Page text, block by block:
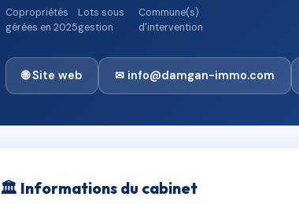
Copropriétés
gérées en 2025
Lots sous
gestion
Commune(s)
d'intervention
🌐 Site web ✉ info@damgan-immo.com
🏛 Informations du cabinet